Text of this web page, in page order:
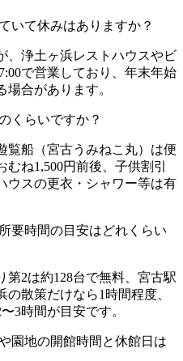
いて休みはありますか？
、浄土ヶ浜レストハウスやビ
で営業しており、年末年始
合があります。
くらいですか？
覧船（宮古うみねこ丸）は便
ね1,500円前後、子供割引
ウスの更衣・シャワー等は有
要時間の目安はどれくらい
第2は約128台で無料、宮古駅
散策だけなら1時間程度、
3時間が目安です。
園地の開館時間と休館日は